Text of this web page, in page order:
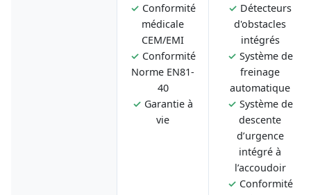
✓ Conformité
médicale
CEM/EMI
✓ Conformité
Norme EN81-
40
✓ Garantie à
vie
✓ Détecteurs
d'obstacles
intégrés
✓ Système de
freinage
automatique
✓ Système de
descente
d’urgence
intégré à
l’accoudoir
✓ Conformité